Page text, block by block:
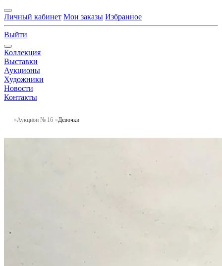
Личный кабинет Мои заказы Избранное
Выйти
Коллекция
Выставки
Аукционы
Художники
Новости
Контакты
Аукцион № 16 Девочки